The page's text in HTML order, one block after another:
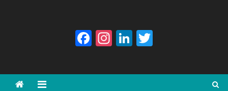
Facebook
Instagram
LinkedIn